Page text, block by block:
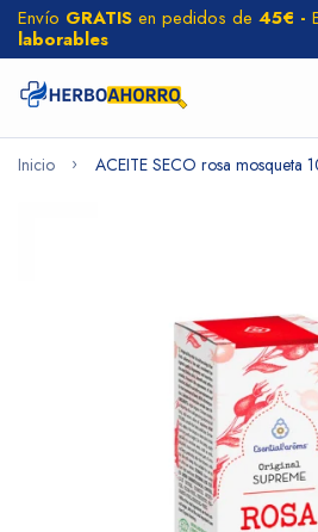
Envío GRATIS en pedidos de 45€ -
laborables
Inicio ACEITE SECO rosa mosqueta